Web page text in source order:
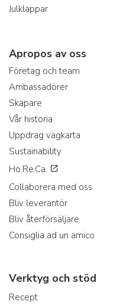
Julklappar
Apropos av oss
Företag och team
Ambassadörer
Skapare
Vår historia
Uppdrag vägkarta
Sustainability
Ho.Re.Ca.
Collaborera med oss
Bliv leverantör
Bliv återförsäljare
Consiglia ad un amico
Verktyg och stöd
Recept